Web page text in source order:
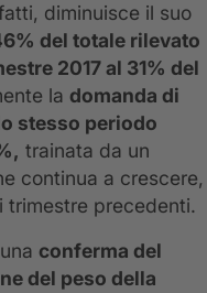
diminuisce il suo
del totale rilevato
2017 al 31% del
la domanda di
stesso periodo
trainata da un
continua a crescere,
trimestre precedenti.
conferma del
del peso della